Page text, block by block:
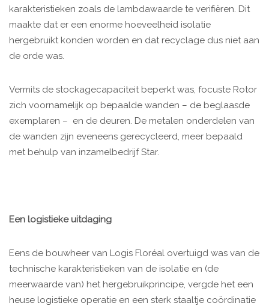
karakteristieken zoals de lambdawaarde te verifiëren. Dit
maakte dat er een enorme hoeveelheid isolatie
hergebruikt konden worden en dat recyclage dus niet aan
de orde was.
Vermits de stockagecapaciteit beperkt was, focuste Rotor
zich voornamelijk op bepaalde wanden – de beglaasde
exemplaren – en de deuren. De metalen onderdelen van
de wanden zijn eveneens gerecycleerd, meer bepaald
met behulp van inzamelbedrijf Star.
Een logistieke uitdaging
Eens de bouwheer van Logis Floréal overtuigd was van de
technische karakteristieken van de isolatie en (de
meerwaarde van) het hergebruikprincipe, vergde het een
heuse logistieke operatie en een sterk staaltje coördinatie